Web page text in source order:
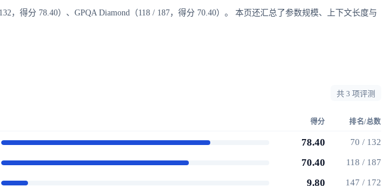
，得分 78.40）、GPQA Diamond（118 / 187，得分 70.40）。 本页还汇总了参数规模、上下文长度与
共 3 项评测
得分 排名/总数
78.40 70 / 132
70.40 118 / 187
9.80 147 / 172